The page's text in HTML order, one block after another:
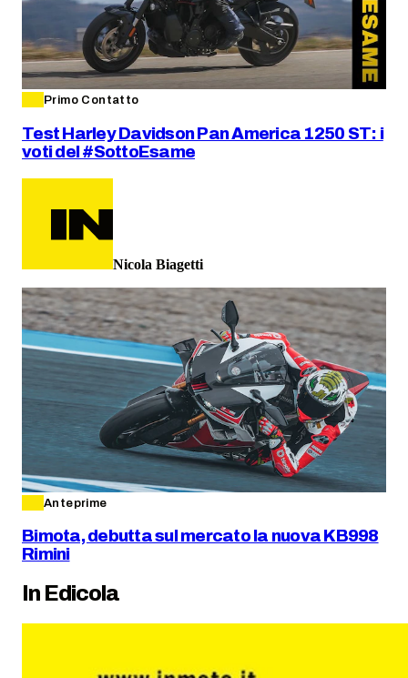
Primo Contatto
Test Harley Davidson Pan America 1250 ST: i
voti del #SottoEsame
Nicola Biagetti
Anteprime
Bimota, debutta sul mercato la nuova KB998
Rimini
In Edicola